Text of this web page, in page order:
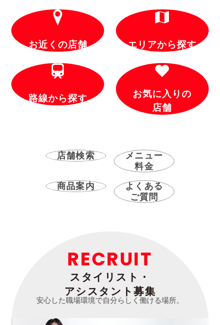
お近くの店舗 エリアから探す
路線から探す
お気に入りの
店舗
店舗検索
メニュー
料金
商品案内
よくある
ご質問
RECRUIT
スタイリスト・
アシスタント募集
安心した職場環境で自分らしく働ける場所。